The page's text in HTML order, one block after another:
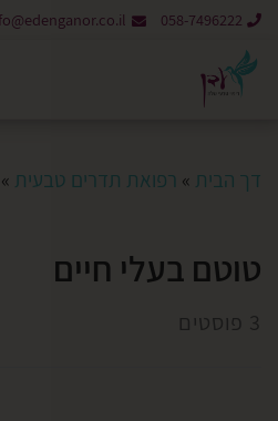
058-7496222
דך הבית » רפואת תדרים טבעית »
טוטם בעלי חיים
3 פוסטים